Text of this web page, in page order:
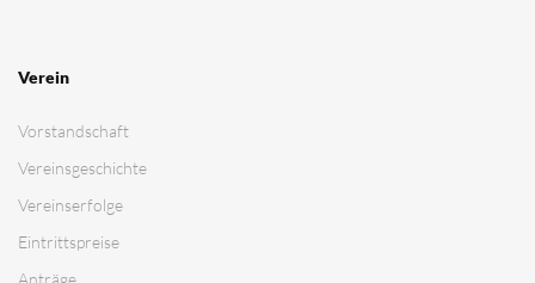
Verein
Vorstandschaft
Vereinsgeschichte
Vereinserfolge
Eintrittspreise